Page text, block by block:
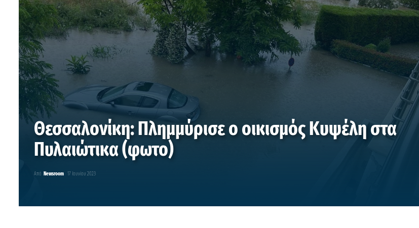
Θεσσαλονίκη: Πλημμύρισε ο οικισμός Κυψέλη στα
Πυλαιώτικα (φωτο)
Από Newsroom 17 Ιουνίου 2023